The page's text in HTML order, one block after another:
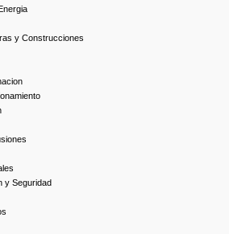
y Construcciones
y Seguridad